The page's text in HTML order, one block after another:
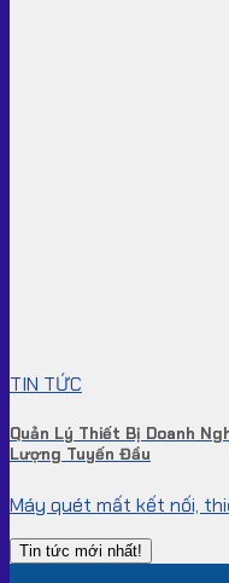
TIN TỨC
Quản Lý Thiết Bị Doanh
Lượng Tuyến Đầu
Máy quét mất kết nối,
Tin tức mới nhất!